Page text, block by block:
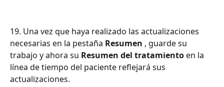
19. Una vez que haya realizado las actualizaciones
necesarias en la pestaña Resumen , guarde su
trabajo y ahora su Resumen del tratamiento en la
línea de tiempo del paciente reflejará sus
actualizaciones.